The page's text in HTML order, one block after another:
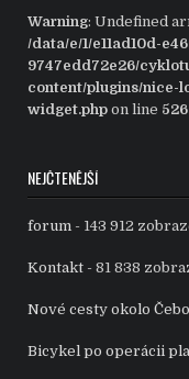
Warning: Undefined
/data/e/1/e11ad10d-
9747edd72e26/
content/plugins/nice-
widget.php on line 526
NEJČTENĚJŠÍ
forum - 143 912
Kontakt - 81 838
Nové cesty okolo
Bicykel po operácii